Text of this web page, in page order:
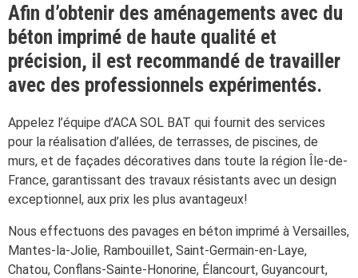
Afin d’obtenir des aménagements avec du
béton imprimé de haute qualité et
précision, il est recommandé de travailler
avec des professionnels expérimentés.
Appelez l’équipe d’ACA SOL BAT qui fournit des services
pour la réalisation d’allées, de terrasses, de piscines, de
murs, et de façades décoratives dans toute la région Île-de-
France, garantissant des travaux résistants avec un design
exceptionnel, aux prix les plus avantageux!
Nous effectuons des pavages en béton imprimé à Versailles,
Mantes-la-Jolie, Rambouillet, Saint-Germain-en-Laye,
Chatou, Conflans-Sainte-Honorine, Élancourt, Guyancourt,